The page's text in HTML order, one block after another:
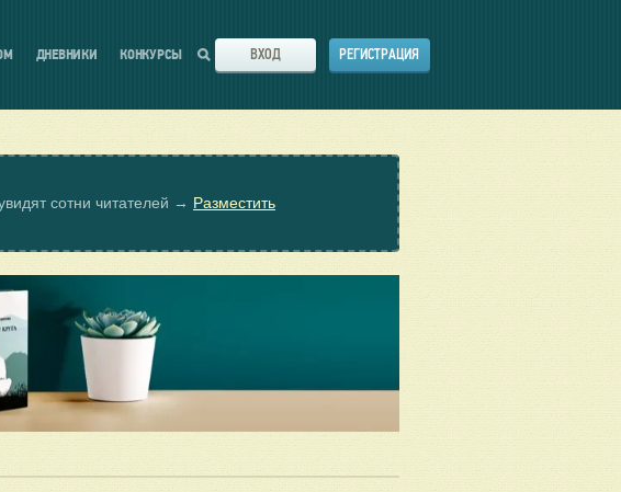
ДНЕВНИКИ КОНКУРСЫ ВХОД РЕГИСТРАЦИЯ
сотни читателей → Разместить